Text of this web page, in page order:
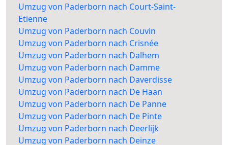
Umzug von Paderborn nach Court-Saint-
Etienne
Umzug von Paderborn nach Couvin
Umzug von Paderborn nach Crisnée
Umzug von Paderborn nach Dalhem
Umzug von Paderborn nach Damme
Umzug von Paderborn nach Daverdisse
Umzug von Paderborn nach De Haan
Umzug von Paderborn nach De Panne
Umzug von Paderborn nach De Pinte
Umzug von Paderborn nach Deerlijk
Umzug von Paderborn nach Deinze